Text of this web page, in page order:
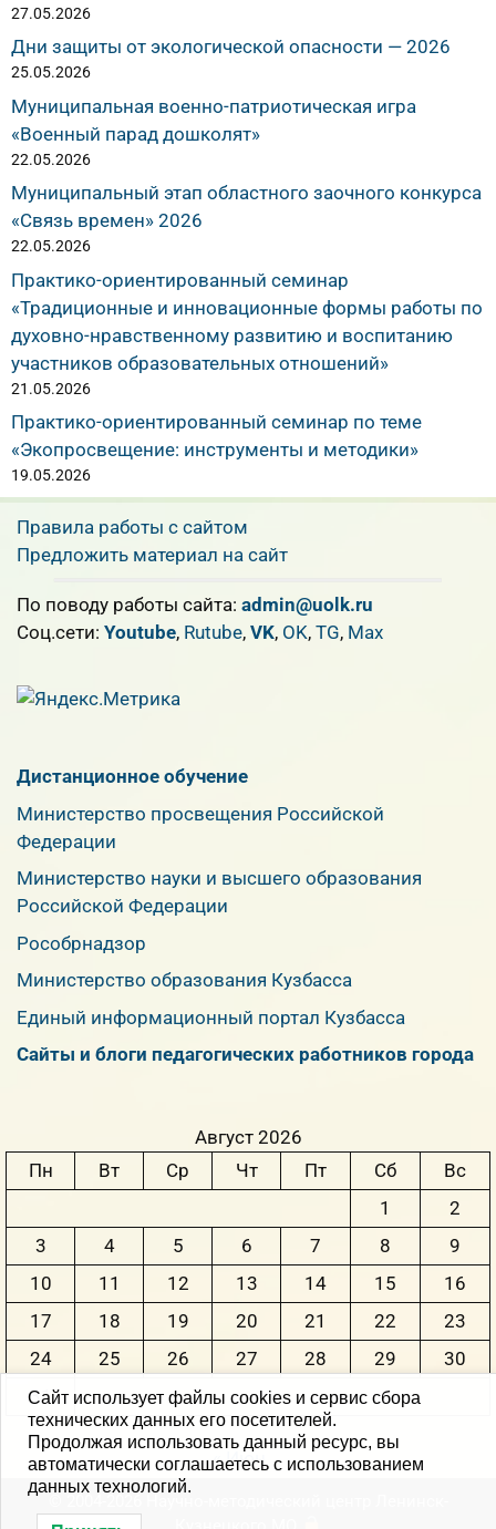
27.05.2026
Дни защиты от экологической опасности — 2026
25.05.2026
Муниципальная военно-патриотическая игра
«Военный парад дошколят»
22.05.2026
Муниципальный этап областного заочного конкурса
«Связь времен» 2026
22.05.2026
Практико-ориентированный семинар
«Традиционные и инновационные формы работы по
духовно-нравственному развитию и воспитанию
участников образовательных отношений»
21.05.2026
Практико-ориентированный семинар по теме
«Экопросвещение: инструменты и методики»
19.05.2026
Правила работы с сайтом
Предложить материал на сайт
По поводу работы сайта: admin@uolk.ru
Cоц.сети: Youtube, Rutube, VK, OK, TG, Max
Дистанционное обучение
Министерство просвещения Российской
Федерации
Министерство науки и высшего образования
Российской Федерации
Рособрнадзор
Министерство образования Кузбасса
Единый информационный портал Кузбасса
Сайты и блоги педагогических работников города
Август 2026
Пн
Вт Ср Чт Пт Сб
Вс
1
2
3
4 5 6 7 8
9
10
11 12 13 14 15
16
17
18 19 20 21 22
23
24
25 26 27 28 29
30
31
« Июн
Сайт использует файлы cookies и сервис сбора
технических данных его посетителей.
Продолжая использовать данный ресурс, вы
автоматически соглашаетесь с использованием
данных технологий.